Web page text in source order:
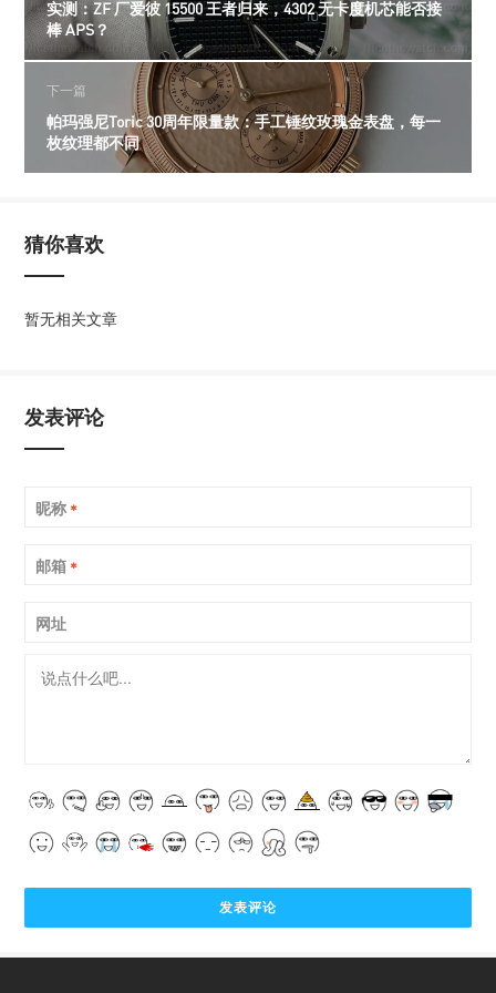
实测：ZF 厂爱彼 15500 王者归来，4302 无卡度机芯能否接
棒 APS？
下一篇
帕玛强尼Toric 30周年限量款：手工锤纹玫瑰金表盘，每一
枚纹理都不同
猜你喜欢
暂无相关文章
发表评论
昵称 *
邮箱 *
网址